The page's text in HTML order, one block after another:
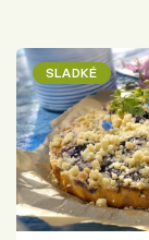
SLADKÉ